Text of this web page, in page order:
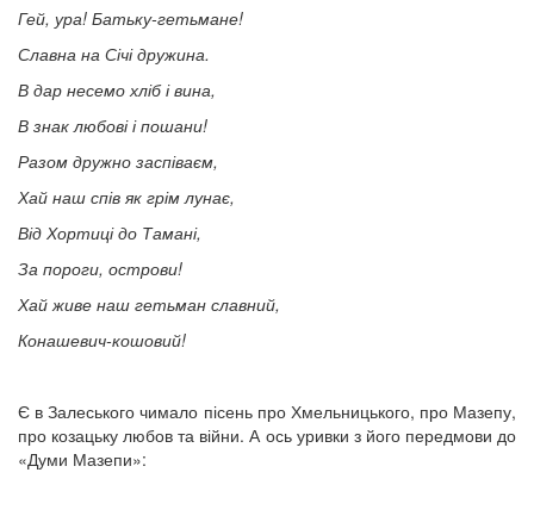
Гей, ура! Батьку-гетьмане!
Славна на Січі дружина.
В дар несемо хліб і вина,
В знак любові і пошани!
Разом дружно заспіваєм,
Хай наш спів як грім лунає,
Від Хортиці до Тамані,
За пороги, острови!
Хай живе наш гетьман славний,
Конашевич-кошовий!
Є в Залеського чимало пісень про Хмельницького, про Мазепу,
про козацьку любов та війни. А ось уривки з його передмови до
«Думи Мазепи»: